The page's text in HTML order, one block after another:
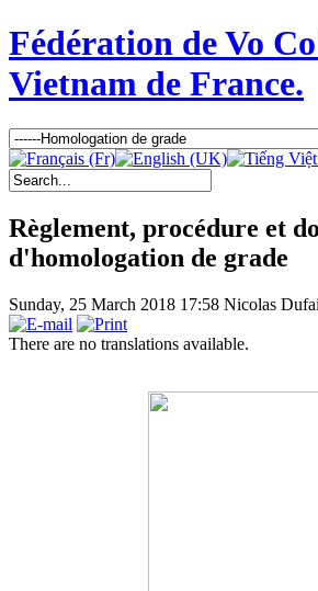
Fédération de Vo
Vietnam de France.
Règlement, procédure et
d'homologation de grade
Sunday, 25 March 2018 17:58 Nicolas
There are no translations available.